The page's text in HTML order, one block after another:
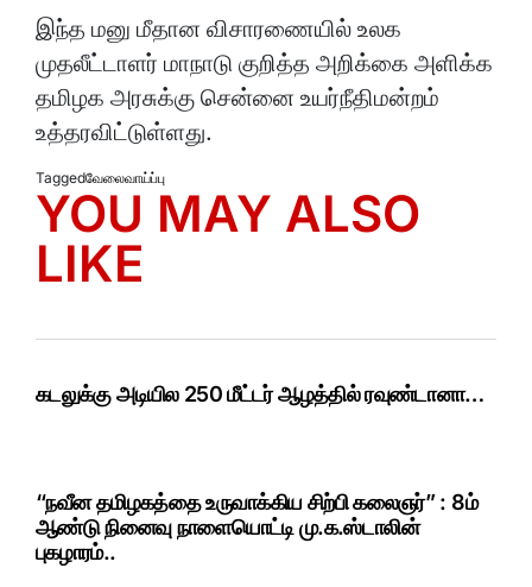
இந்த மனு மீதான விசாரணையில் உலக
முதலீட்டாளர் மாநாடு குறித்த அறிக்கை அளிக்க
தமிழக அரசுக்கு சென்னை உயர்நீதிமன்றம்
உத்தரவிட்டுள்ளது.
Taggedவேலைவாய்ப்பு
YOU MAY ALSO
LIKE
கடலுக்கு அடியில 250 மீட்டர் ஆழத்தில் ரவுண்டானா…
“நவீன தமிழகத்தை உருவாக்கிய சிற்பி கலைஞர்” : 8ம்
ஆண்டு நினைவு நாளையொட்டி மு.க.ஸ்டாலின்
புகழாரம்..